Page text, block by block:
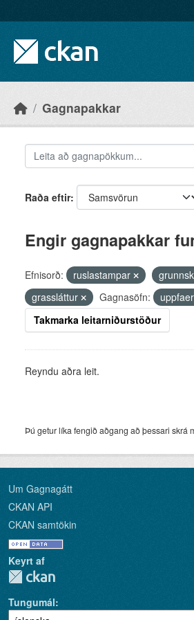
Gagnapakkar
Raða eftir
Engir gagnapakkar
Efnisorð: ruslastampar
grassláttur
Gagnasöfn:
Takmarka leitarniðurstöður
Reyndu aðra leit.
Þú getur líka fengið aðgang að þessari skrá
Um Gagnagátt
CKAN API
CKAN samtökin
Keyrt af
Tungumál